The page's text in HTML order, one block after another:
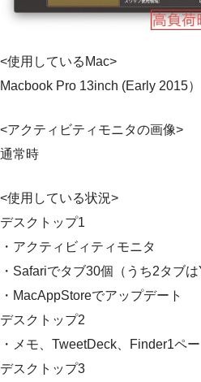
<使用しているMac>
Macbook Pro 13inch (Early 2015
<アクティビティモニタの画像>
通常時
<使用している状況>
デスクトップ1
・アクティビィティモニタ
・Safariでタブ30個（うち2タブは
・MacAppStoreでアップデート
デスクトップ2
・メモ、TweetDeck、Finder1ペ
デスクトップ3